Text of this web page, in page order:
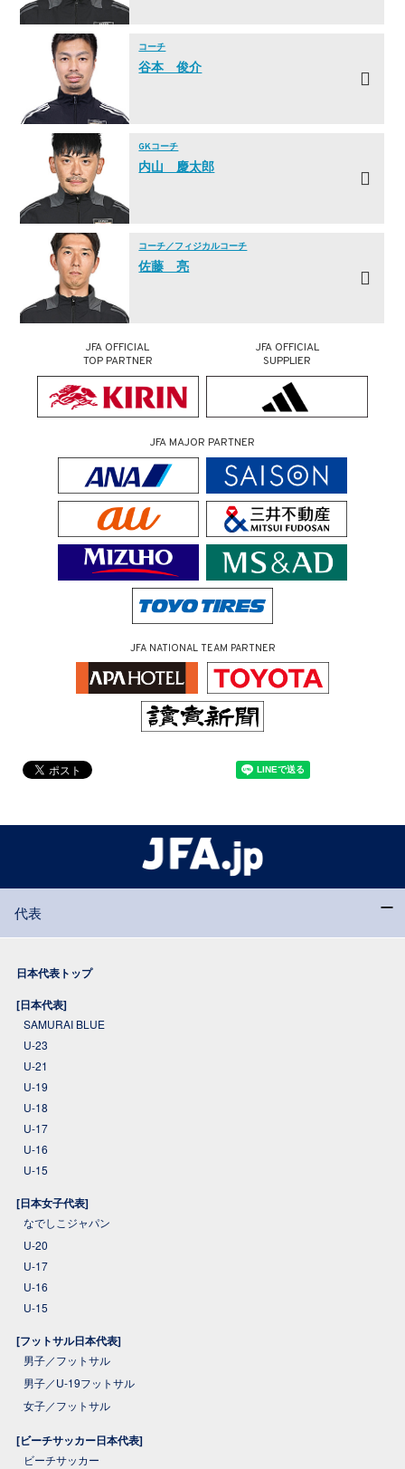
コーチ
谷本 俊介
GKコーチ
内山 慶太郎
コーチ／フィジカルコーチ
佐藤 亮
JFA OFFICIAL
TOP PARTNER
JFA OFFICIAL
SUPPLIER
JFA MAJOR PARTNER
JFA NATIONAL TEAM PARTNER
代表
日本代表トップ
[日本代表]
SAMURAI BLUE
U-23
U-21
U-19
U-18
U-17
U-16
U-15
[日本女子代表]
なでしこジャパン
U-20
U-17
U-16
U-15
[フットサル日本代表]
男子／フットサル
男子／U-19フットサル
女子／フットサル
[ビーチサッカー日本代表]
ビーチサッカー